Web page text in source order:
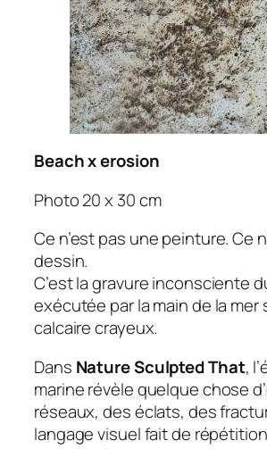
Beach x erosion
Photo 20 x 30 cm
Ce n’est pas une peinture. Ce
dessin.
C’est la gravure inconsciente
exécutée par la main de la mer
calcaire crayeux.
Dans Nature Sculpted That,
marine révèle quelque chose
réseaux, des éclats, des
langage visuel fait de